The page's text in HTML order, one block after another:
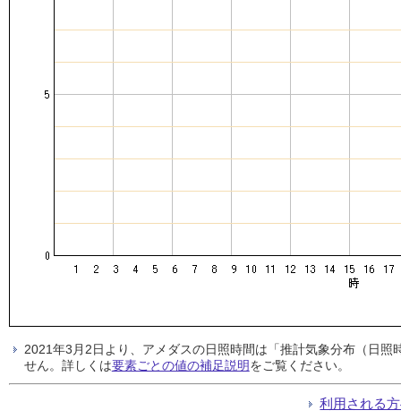
2021年3月2日より、アメダスの日照時間は「推計気象分布（日
せん。詳しくは要素ごとの値の補足説明をご覧ください。
利用される